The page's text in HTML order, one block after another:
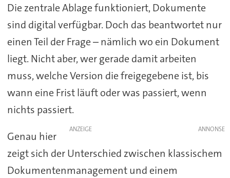
Die zentrale Ablage funktioniert, Dokumente
sind digital verfügbar. Doch das beantwortet nur
einen Teil der Frage – nämlich wo ein Dokument
liegt. Nicht aber, wer gerade damit arbeiten
muss, welche Version die freigegebene ist, bis
wann eine Frist läuft oder was passiert, wenn
nichts passiert.
ANZEIGE
Genau hier
zeigt sich der Unterschied zwischen klassischem
Dokumentenmanagement und einem